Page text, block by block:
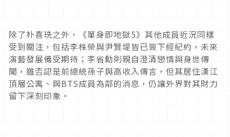
除了朴喜珗之外，《單身即地獄5》其他成員近況同樣
受到關注，包括李株榮與尹賢堤皆已簽下經紀約，未來
演藝發展備受期待；李省勳則親自澄清戀情與身世傳
聞，雖否認是前總統孫子與高收入傳言，但其居住漢江
頂層公寓、與BTS成員為鄰的消息，仍讓外界對其財力
留下深刻印象。